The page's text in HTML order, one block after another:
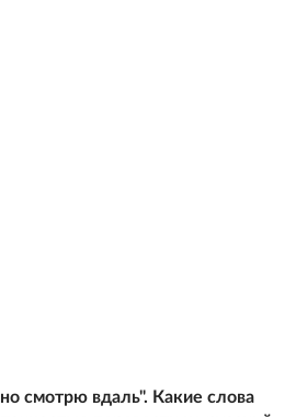
смотрю вдаль". Какие слова